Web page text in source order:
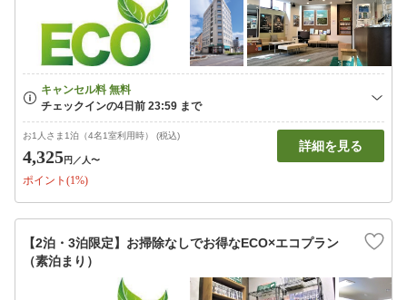
お1人さま1泊（4名1室利用時） (税込)
4,325円 ／人〜
ポイント(1%)
詳細を見る
【2泊・3泊限定】お掃除なしでお得なECO×エコプラン
（素泊まり）